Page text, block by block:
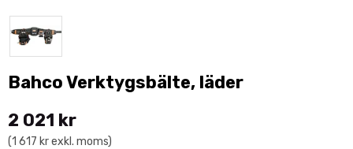
Bahco Verktygsbälte, läder
2 021 kr
(1 617 kr exkl. moms)